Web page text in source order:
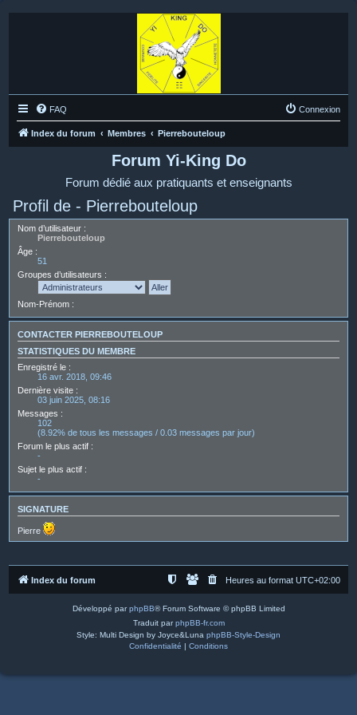
FAQ Connexion
Index du forum Membres Pierrebouteloup
Forum Yi-King Do
Forum dédié aux pratiquants et enseignants
Profil de - Pierrebouteloup
Nom d’utilisateur :
Pierrebouteloup
Âge :
51
Groupes d’utilisateurs :
Nom-Prénom :
CONTACTER PIERREBOUTELOUP
STATISTIQUES DU MEMBRE
Enregistré le :
16 avr. 2018, 09:46
Dernière visite :
03 juin 2025, 08:16
Messages :
102
(8.92% de tous les messages / 0.03 messages par jour)
Forum le plus actif :
-
Sujet le plus actif :
-
SIGNATURE
Pierre
Index du forum Heures au format UTC+02:00
Développé parphpBB® Forum Software © phpBB Limited
Traduit parphpBB-fr.com
Style: Multi Design by Joyce&Luna phpBB-Style-Design
Confidentialité
Conditions